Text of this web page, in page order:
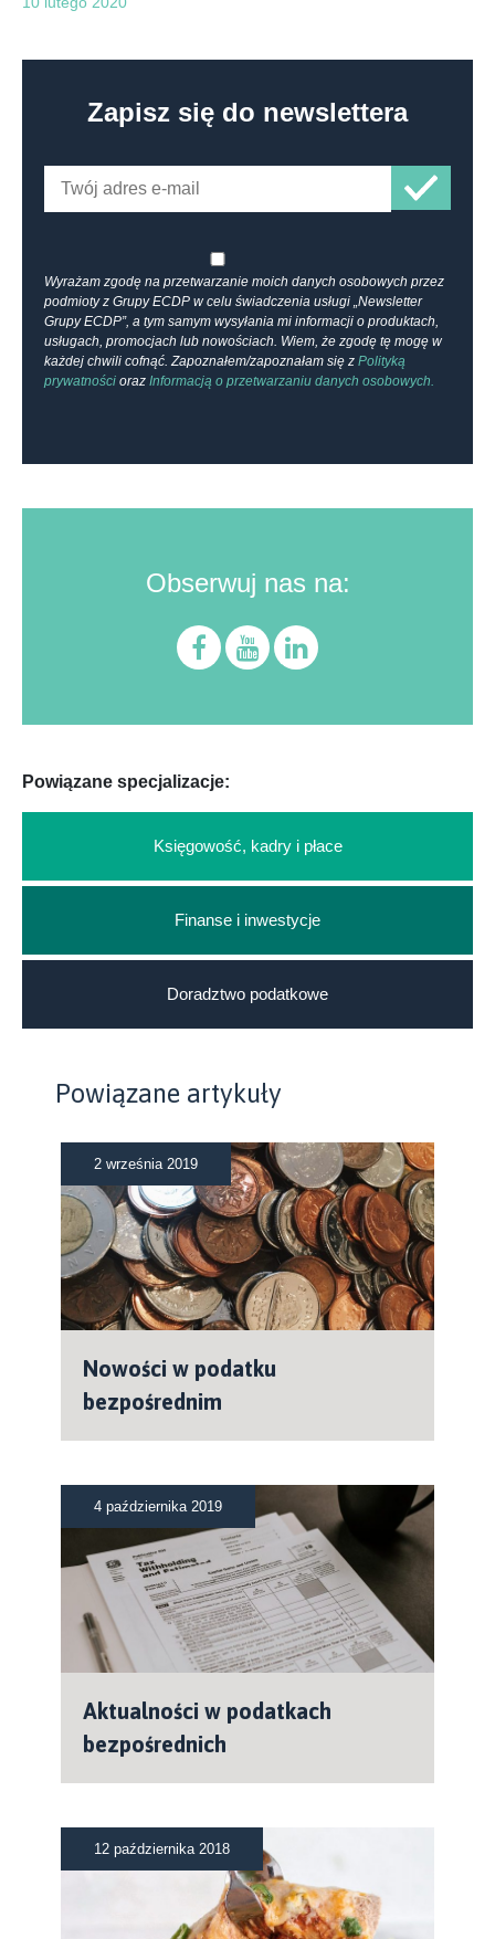
Zapisz się do newslettera
Wyrażam zgodę na przetwarzanie moich danych osobowych przez
podmioty z Grupy ECDP w celu świadczenia usługi „Newsletter
Grupy ECDP”, a tym samym wysyłania mi informacji o produktach,
usługach, promocjach lub nowościach. Wiem, że zgodę tę mogę w
każdej chwili cofnąć. Zapoznałem/zapoznałam się z Polityką
prywatności oraz Informacją o przetwarzaniu danych osobowych.
Obserwuj nas na:
Powiązane specjalizacje:
Księgowość, kadry i płace
Finanse i inwestycje
Doradztwo podatkowe
Powiązane artykuły
2 września 2019
Nowości w podatku
bezpośrednim
4 października 2019
Aktualności w podatkach
bezpośrednich
12 października 2018